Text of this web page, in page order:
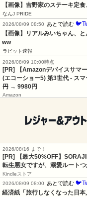
【画像】吉野家のステーキ定
なんJ PRIDE
2026/08/09 08:50
あとで読む
【画像】リアルみいちゃん、
ww
ラビット速報
2026/08/09 10:00時点
[PR] 【Amazonデバイスサマ
(エコーショー5) 第3世代 - ス
円 → 9980円
Amazon
2026/08/16 まで！
[PR] 【最大50%OFF】
転生悪女ですが、溺愛ルート
Kindleストア
2026/08/09 08:00
あとで読む
経済紙「旅行しなくなった日